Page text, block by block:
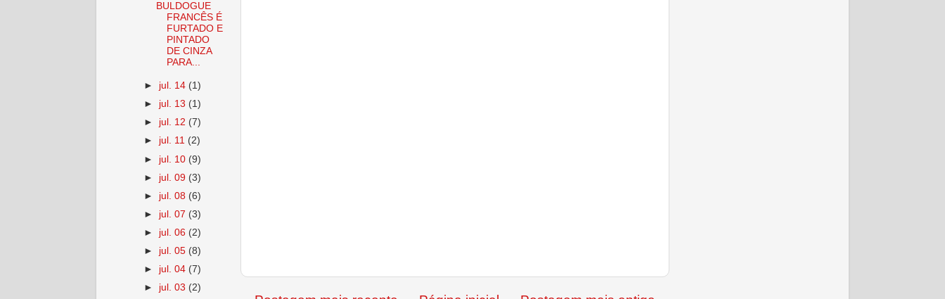
BULDOGUE
FRANCÊS É
FURTADO E
PINTADO
DE CINZA
PARA...
► jul. 14 (1)
► jul. 13 (1)
► jul. 12 (7)
► jul. 11 (2)
► jul. 10 (9)
► jul. 09 (3)
► jul. 08 (6)
► jul. 07 (3)
► jul. 06 (2)
► jul. 05 (8)
► jul. 04 (7)
► jul. 03 (2)